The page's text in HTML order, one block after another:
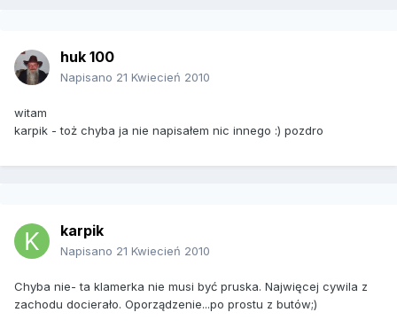
huk 100
Napisano 21 Kwiecień 2010
witam
karpik - toż chyba ja nie napisałem nic innego :) pozdro
karpik
Napisano 21 Kwiecień 2010
Chyba nie- ta klamerka nie musi być pruska. Najwięcej cywila z
zachodu docierało. Oporządzenie...po prostu z butów;)